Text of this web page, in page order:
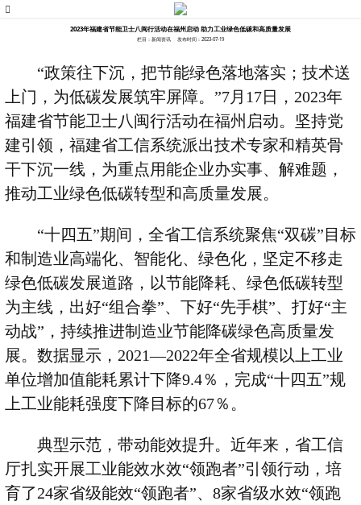
2023年福建省节能卫士八闽行活动在福州启动 助力工业绿色低碳和高质量发展
栏目：新闻资讯 发布时间：2023-07-19
“政策往下沉，把节能绿色落地落实；技术送
上门，为低碳发展筑牢屏障。 ”7月 17日， 2023年
福建省节能卫士八闽行活动在福州启动。坚持党
建引领，福建省工信系统派出技术专家和精英骨
干下沉一线，为重点用能企业办实事、解难题，
推动工业绿色低碳转型和高质量发展。
“十四五”期间，全省工信系统聚焦“双碳” 目标
和制造业高端化、智能化、绿色化，坚定不移走
绿色低碳发展道路，以节能降耗、绿色低碳转型
为主线，出好“组合拳”、下好“先手棋”、打好“主
动战” ，持续推进制造业节能降碳绿色高质量发
展。数据显示， 2021—2022年全省规模以上工业
单位增加值能耗累计下降9.4％，完成“十四五”规
上工业能耗强度下降目标的67％。
典型示范，带动能效提升。近年来，省工信
厅扎实开展工业能效水效“领跑者”引领行动，培
育了24家省级能效“领跑者”、 8家省级水效“领跑